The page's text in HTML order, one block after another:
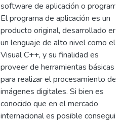
software de aplicación o programa.
El programa de aplicación es un
producto original, desarrollado en
un lenguaje de alto nivel como el
Visual C++, y su finalidad es
proveer de herramientas básicas
para realizar el procesamiento de
imágenes digitales. Si bien es
conocido que en el mercado
internacional es posible conseguir